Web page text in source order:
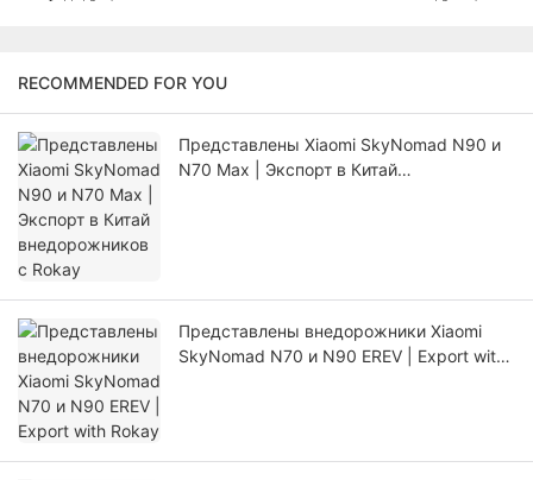
RECOMMENDED FOR YOU
Представлены Xiaomi SkyNomad N90 и
N70 Max | Экспорт в Китай
Представлены внедорожники Xiaomi
SkyNomad N70 и N90 EREV | Export with